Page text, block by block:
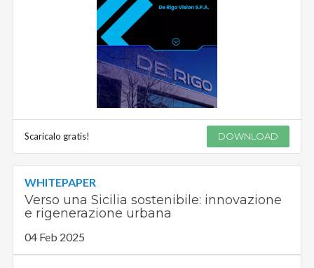
Scaricalo gratis! DOWNLOAD
WHITEPAPER
Verso una Sicilia sostenibile: innovazione
e rigenerazione urbana
04 Feb 2025